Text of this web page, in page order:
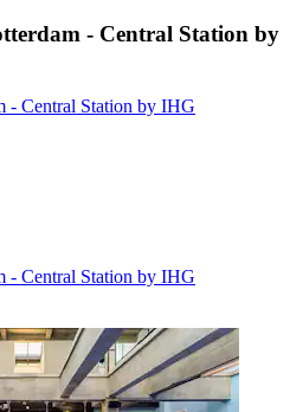
- Central Station by
- Central Station by IHG
- Central Station by IHG